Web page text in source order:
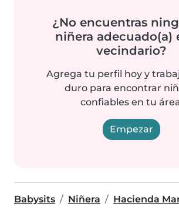
¿No encuentras
niñera adecuado(a)
vecindario?
Agrega tu perfil hoy y
duro para encontrar
confiables en tu
Empezar
Babysits Niñera Hacienda